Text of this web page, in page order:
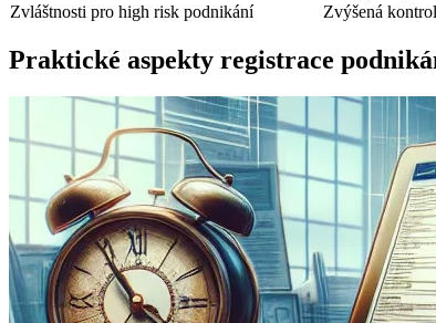
Zvláštnosti pro high risk podnikání
Zvýšená
Praktické aspekty registrace